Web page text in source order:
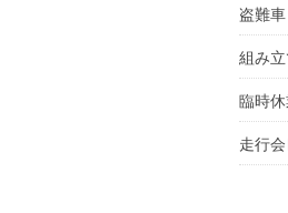
盗難車
組み
臨時
走行